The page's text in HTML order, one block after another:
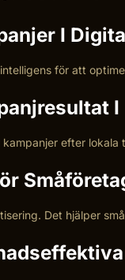
I
för att
I
efter
Det hjälper